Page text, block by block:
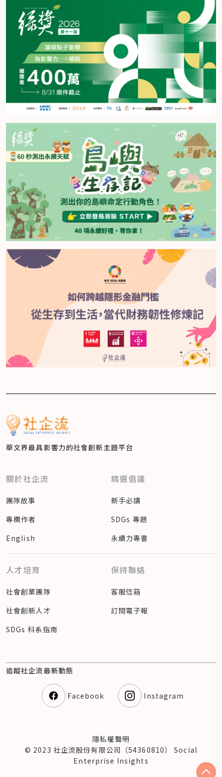
華文界最具影響力的社會創新主題平台
關於社企流
團隊故事
專欄作者
English
精選倡議
新手必讀
SDGs 專題
永續力專書
人才培育
社會創業團隊
社會創新人才
SDGs 科系指南
保持聯絡
客服信箱
訂閱電子報
追蹤社企流最新動態
Facebook Instagram
隱私權聲明
© 2023 社企流股份有限公司（54360810） Social
Enterprise Insights